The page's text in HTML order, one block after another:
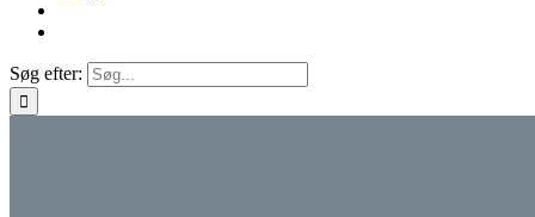
Søg efter: